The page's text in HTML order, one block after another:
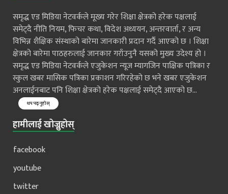
समृद्ध एड मिडिया नेटवर्कले मूख्य गरेर शिक्षा क्षेत्रको हरेक पक्षलाई
समेट्दै नीति नियम, फिचर कथा, विदेश अध्ययन, अन्तरवार्ता, र अन्य
विभिन्न शैक्षिक संस्थाको बारेमा जानकारी प्रदान गर्दै आएको छ । शिक्षा
क्षेत्रको बारेमा पाठहरुलाई जानकार गराँउनुनै यसको मुख्य उदेश्य हो ।
समृद्ध एड मिडिया नेटवर्कले एजुकेशन न्यूज म्यागजिन पाक्षिक पत्रिका र
स्कुल खबर मासिक पत्रिका प्रकाशन गरिरहेको छ भने खबर एजुकेशन
अनलाईनबाट पनि शिक्षा क्षेत्रको हरेक पक्षलाई समेट्दै आएको छ...
थप पढ्नुहोस्
हामीलाई खोज्नुहोस्
facebook
youtube
twitter